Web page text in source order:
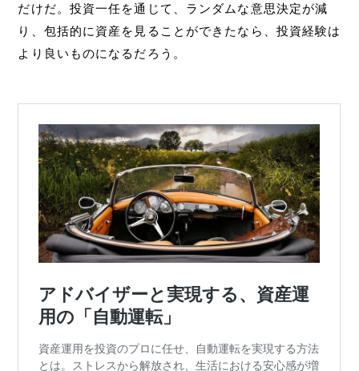
だけだ。投資一任を通じて、ランダムな意思決定が減
り、包括的に資産を見ることができたなら、投資経験は
より良いものになるだろう。